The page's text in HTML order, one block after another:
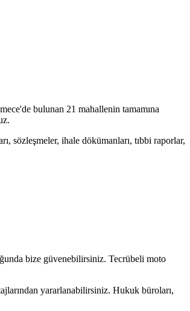
'de bulunan 21 mahallenin tamamına
sözleşmeler, ihale dökümanları, tıbbi raporlar,
bize güvenebilirsiniz. Tecrübeli moto
yararlanabilirsiniz. Hukuk büroları,